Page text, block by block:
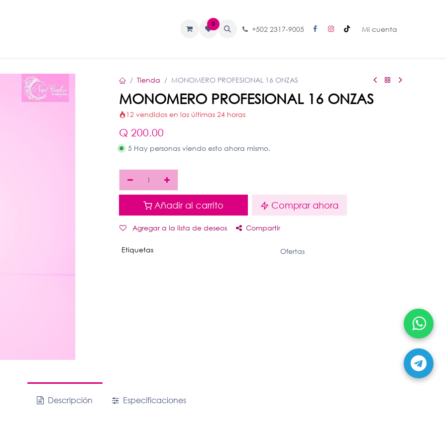
0
+502 2317-9005 Mi cuenta
Tienda MONOMERO PROFESIONAL 16 ONZAS
MONOMERO PROFESIONAL 16 ONZAS
12 vendidos en las últimas 24 horas
Q 200.00
5 Hay personas viendo esto ahora mismo.
Añadir al carrito Comprar ahora
Agregar a la lista de deseos Compartir
Etiquetas Ofertas
Descripción Especificaciones